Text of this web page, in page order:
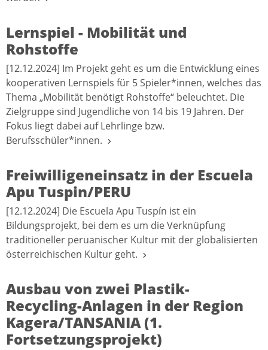
Lernspiel - Mobilität und
Rohstoffe
[12.12.2024] Im Projekt geht es um die Entwicklung eines
kooperativen Lernspiels für 5 Spieler*innen, welches das
Thema „Mobilität benötigt Rohstoffe“ beleuchtet. Die
Zielgruppe sind Jugendliche von 14 bis 19 Jahren. Der
Fokus liegt dabei auf Lehrlinge bzw.
Berufsschüler*innen.
Freiwilligeneinsatz in der Escuela
Apu Tuspin/PERU
[12.12.2024] Die Escuela Apu Tuspín ist ein
Bildungsprojekt, bei dem es um die Verknüpfung
traditioneller peruanischer Kultur mit der globalisierten
österreichischen Kultur geht.
Ausbau von zwei Plastik-
Recycling-Anlagen in der Region
Kagera/TANSANIA (1.
Fortsetzungsprojekt)